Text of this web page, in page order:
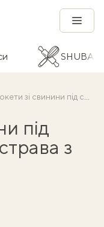
SHUBA
зі свинини під соусом — смачна страва з фаршу
під
з